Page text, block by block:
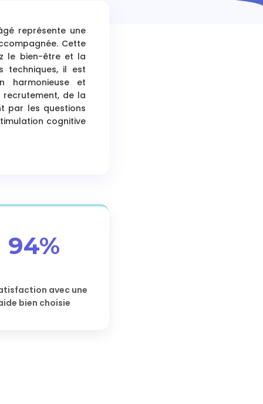
représente une
Cette
le bien-être et la
techniques, il est
harmonieuse et
de la
par les questions
cognitive
94%
avec une
bien choisie